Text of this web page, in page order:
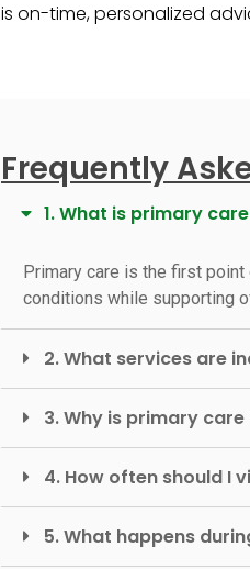
is on-time, personalized
Frequently
1. What is primary
Primary care is the first
conditions while supporting
2. What services are
3. Why is primary
4. How often should I
5. What happens